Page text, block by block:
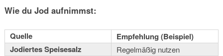
Wie du Jod aufnimmst:
Quelle
Empfehlung (Beispiel)
Jodiertes Speisesalz
Regelmäßig nutzen